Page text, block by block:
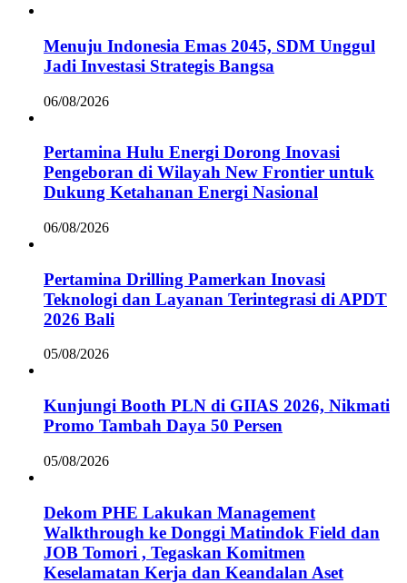
Menuju Indonesia Emas 2045, SDM Unggul
Jadi Investasi Strategis Bangsa
06/08/2026
Pertamina Hulu Energi Dorong Inovasi
Pengeboran di Wilayah New Frontier untuk
Dukung Ketahanan Energi Nasional
06/08/2026
Pertamina Drilling Pamerkan Inovasi
Teknologi dan Layanan Terintegrasi di APDT
2026 Bali
05/08/2026
Kunjungi Booth PLN di GIIAS 2026, Nikmati
Promo Tambah Daya 50 Persen
05/08/2026
Dekom PHE Lakukan Management
Walkthrough ke Donggi Matindok Field dan
JOB Tomori , Tegaskan Komitmen
Keselamatan Kerja dan Keandalan Aset